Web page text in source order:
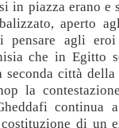
in piazza erano
aperto
pensare agli
che in Egitto
città della
la
continua
di un